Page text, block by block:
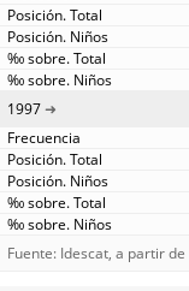
1997
Fuente: Idescat, a partir